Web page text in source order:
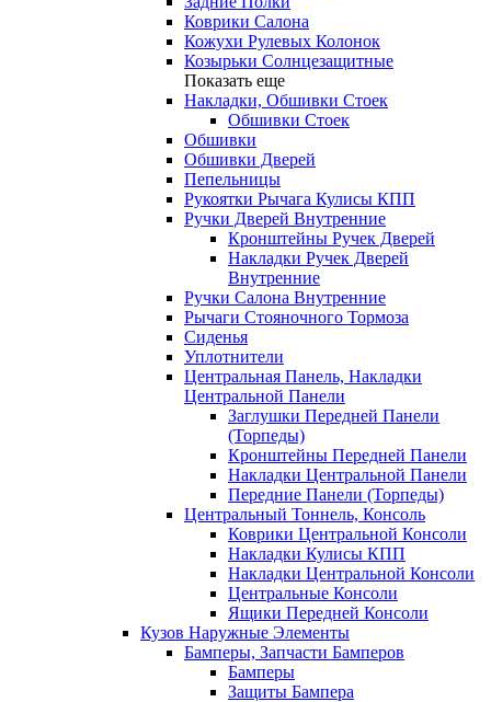
Коврики Салона
Кожухи Рулевых Колонок
Козырьки Солнцезащитные
Показать еще
Накладки, Обшивки Стоек
Обшивки Стоек
Обшивки
Обшивки Дверей
Пепельницы
Рукоятки Рычага Кулисы КПП
Ручки Дверей Внутренние
Кронштейны Ручек Дверей
Накладки Ручек Дверей
Внутренние
Ручки Салона Внутренние
Рычаги Стояночного Тормоза
Сиденья
Уплотнители
Центральная Панель, Накладки
Центральной Панели
Заглушки Передней Панели
(Торпеды)
Кронштейны Передней Панели
Накладки Центральной Панели
Передние Панели (Торпеды)
Центральный Тоннель, Консоль
Коврики Центральной Консоли
Накладки Кулисы КПП
Накладки Центральной Консоли
Центральные Консоли
Ящики Передней Консоли
Кузов Наружные Элементы
Бамперы, Запчасти Бамперов
Бамперы
Защиты Бампера